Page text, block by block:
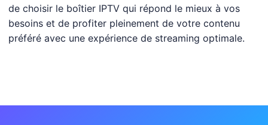
de choisir le boîtier IPTV qui répond le mieux à vos
besoins et de profiter pleinement de votre contenu
préféré avec une expérience de streaming optimale.